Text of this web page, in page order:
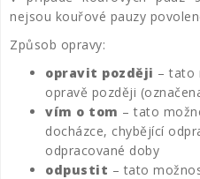
nejsou kouřové pauzy
Způsob opravy:
opravit později – tato
opravě později
vím o tom – tato
docházce, chybějící
odpracované doby
odpustit – tato